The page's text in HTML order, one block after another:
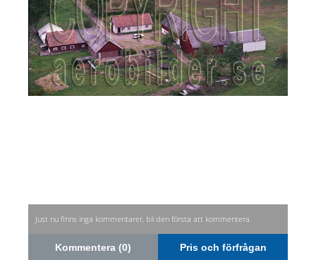
Just nu finns inga kommentarer, bli den första att kommentera.
Kommentera (0) Pris och förfrågan